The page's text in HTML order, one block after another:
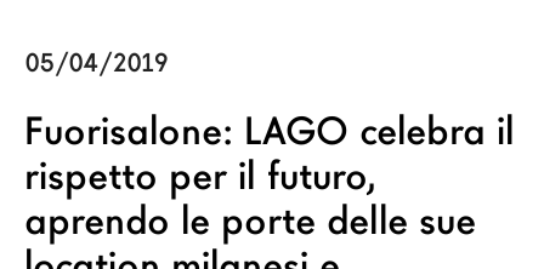
Nuovi Prodotti MDW26
Promozioni
Il Brand
05/04/2019
Fuorisalone: LAGO celebra il
rispetto per il futuro,
aprendo le porte delle sue